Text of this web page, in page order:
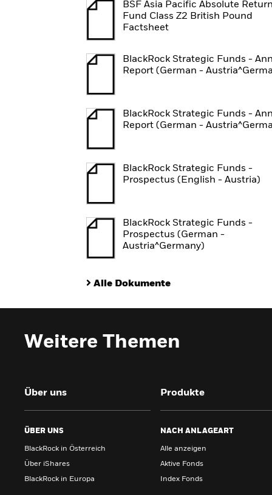
BSF Asia Pacific Absolute
Fund Class Z2 British Pound
Factsheet
BlackRock Strategic Funds -
Report (German -
BlackRock Strategic Funds -
Report (German -
BlackRock Strategic Funds -
Prospectus (English - Austria)
BlackRock Strategic Funds -
Prospectus (German -
Austria^Germany)
Alle Dokumente
Weitere Themen
Über uns
ÜBER UNS
BlackRock in Österreich
Über iShares
BlackRock in Europa
Produkte
NACH ANLAGEART
Alle anzeigen
Aktive Fonds
Index Fonds